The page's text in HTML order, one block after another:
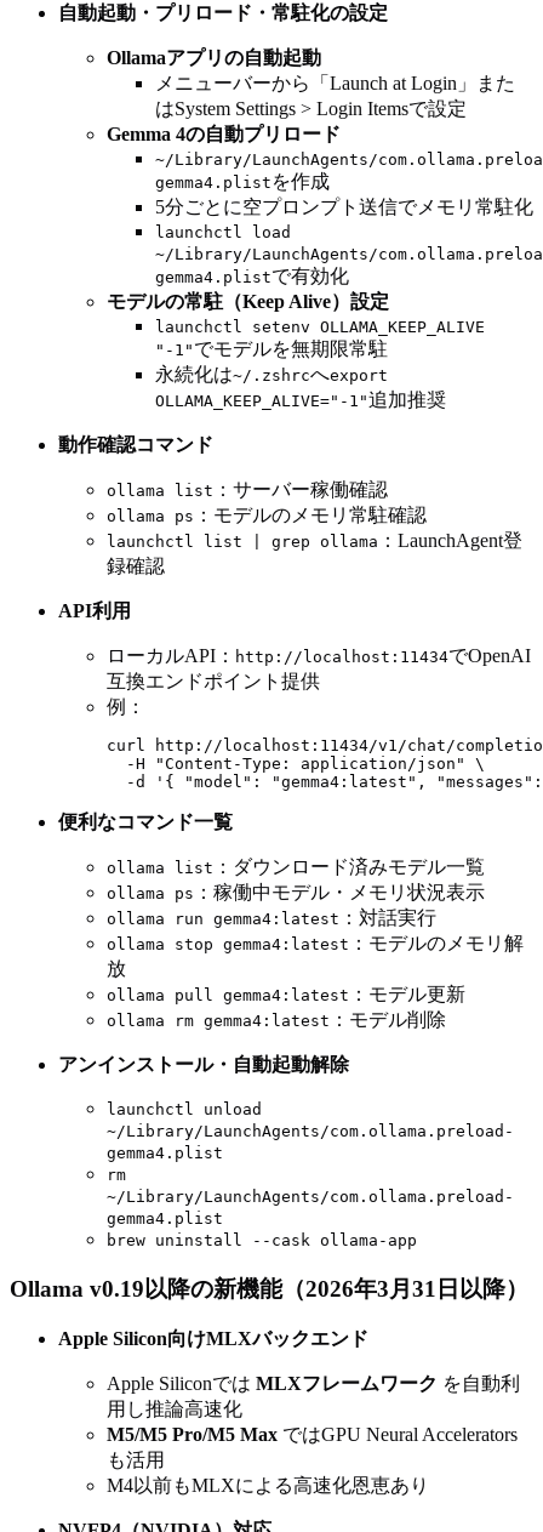
自動起動・プリロード・常駐化の設定
Ollamaアプリの自動起動
メニューバーから「Launch at Login」また
はSystem Settings > Login Itemsで設定
Gemma 4の自動プリロード
~/Library/LaunchAgents/
gemma4.plist を作成
5分ごとに空プロンプト送信でメモリ常駐化
launchctl load
~/Library/LaunchAgents/
gemma4.plistで有効化
モデルの常駐（Keep Alive）設定
launchctl setenv OLLAMA_KEEP_ALIVE
"-1" でモデルを無期限常駐
永続化は~/.zshrcへexport
OLLAMA_KEEP_ALIVE="-1"追加推奨
動作確認コマンド
ollama list ：サーバー稼働確認
ollama ps ：モデルのメモリ常駐確認
launchctl list | grep ollama ：LaunchAgent登
録確認
API利用
ローカルAPI： http://localhost:11434でOpenAI
互換エンドポイント提供
例：
curl http://localhost:11434/v1/chat/
  -H "Content-Type: application/json" \
便利なコマンド一覧
ollama list ：ダウンロード済みモデル一覧
ollama ps ：稼働中モデル・メモリ状況表示
ollama run gemma4:latest ：対話実行
ollama stop gemma4:latest ：モデルのメモリ解
放
ollama pull gemma4:latest ：モデル更新
ollama rm gemma4:latest ：モデル削除
アンインストール・自動起動解除
launchctl unload
~/Library/LaunchAgents/com.ollama.preload-
gemma4.plist
rm
~/Library/LaunchAgents/com.ollama.preload-
gemma4.plist
brew uninstall --cask ollama-app
Ollama v0.19以降の新機能（2026年3月31日以降）
Apple Silicon向けMLXバックエンド
Apple Siliconでは MLXフレームワーク を自動利
用し推論高速化
M5/M5 Pro/M5 Max ではGPU Neural Accelerators
も活用
M4以前もMLXによる高速化恩恵あり